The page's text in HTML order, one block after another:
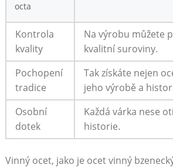
octa
Kontrola
kvality
Na výrobu můžete
kvalitní‍ suroviny.
Pochopení
‌tradice
Tak získáte nejen
jeho výrobě a
Osobní
dotek
Každá várka nese
‍historie.
Vinný ocet, jako​ je ocet ​vinný‍